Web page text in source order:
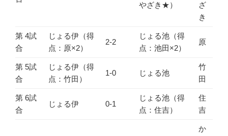
やざき★）
ざ
き
第 4試
合
じょる伊（得
点：原×2）
2-2
じょる池（得
点：池田×2）
原
第 5試
合
じょる伊（得
点：竹田）
1-0 じょる池
竹
田
第 6試
合
じょる伊 0-1
じょる池（得
点：住吉）
住
吉
か